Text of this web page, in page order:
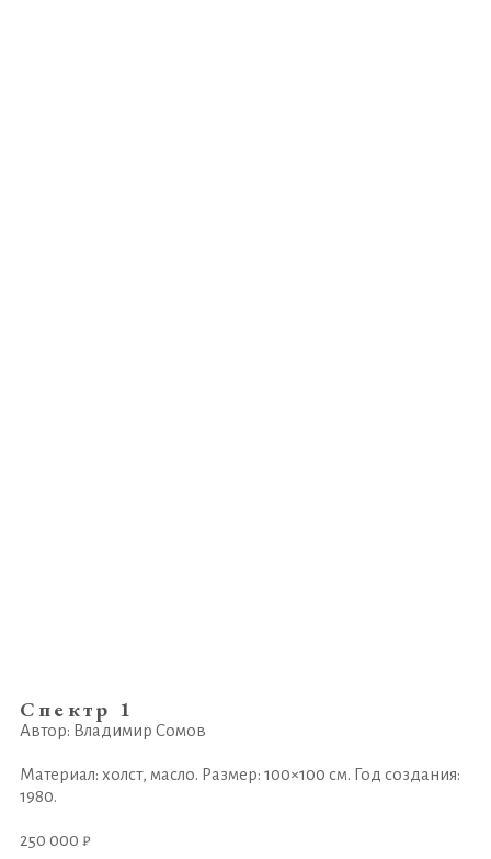
Спектр 1
Автор: Владимир Сомов
Материал: холст, масло. Размер: 100×100 см. Год создания:
1980.
250 000 ₽